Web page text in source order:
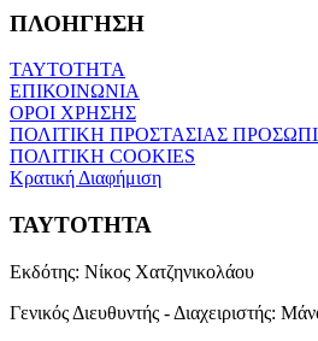
ΠΛΟΗΓΗΣΗ
ΤΑΥΤΟΤΗΤΑ
ΕΠΙΚΟΙΝΩΝΙΑ
ΟΡΟΙ ΧΡΗΣΗΣ
ΠΟΛΙΤΙΚΗ ΠΡΟΣΤΑΣΙΑΣ
ΠΟΛΙΤΙΚΗ COOKIES
Κρατική Διαφήμιση
ΤΑΥΤΟΤΗΤΑ
Εκδότης: Νίκος Χατζηνικολάου
Γενικός Διευθυντής - Διαχειριστής: